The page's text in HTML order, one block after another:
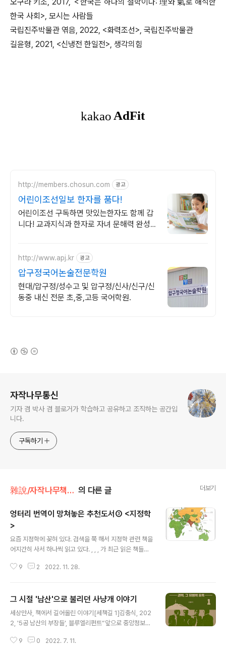
오구라 키조, 2017, ＜한국은 하나의 철학이다: 理와 氣로 해석한
한국 사회>, 모시는 사람들
국립진주박물관 엮음, 2022, <화력조선>, 국립진주박물관
길윤형, 2021, <신냉전 한일전>, 생각의힘
http://members.chosun.com 광고
어린이조선일보 한자를 품다!
어린이조선 구독하면 맛있는한자도 함께 갑
니다! 교과지식과 한자로 자녀 문해력 완성
http://www.apj.kr 광고
압구정국어논술전문학원
현대/압구정/성수고 및 압구정/신사/신구/신
동중 내신 전문 초,중,고등 국어학원.
자작나무통신
기자 겸 박사 겸 블로거가 학습하고 공유하고 조직하는 공간입
니다.
구독하기
雜說/자작나무책꽂이 의 다른 글 더보기
엉터리 번역이 망쳐놓은 추천도서③ <지정학
>
요즘 지정학에 꽂혀 있다. 검색을 쭉 해서 지정학 관련 책을
어지간히 사서 하나씩 읽고 있다. , , , 가 최근 읽은 책들이
데 읽은 책 가운데 하나가 오늘 소개하고자 하는 이다. 파스
평이하다. 뭔가 큰 지적 충격을 주는 건 그다지 없고 이미
알던 내용을 펼쳐놓은 정도다. 내용은 그다지 인상적이지
않은 책이지만, 오래도록 기억에 남을 건 따로 있다. 명색이
다. 아일랜드를 영국과 함께 표시해 놓거나 북극해에 있는
9 2 2022. 11. 28.
그 시절 '남산'으로 불리던 사냥개 이야기
세상만사, 책에서 길어올린 이야기[세책길 1]김충식, 202
2, '5공 남산의 부장들', 블루엘리펀트“앞으로 중앙정보부
4월 15일 보안사령관으로서 중앙정보부장을 겸직하게 된
9 0 2022. 7. 11.